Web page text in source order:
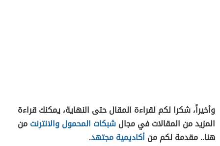
وأخيراً، شكرا لكم لقراءة المقال حتى النهاية، يمكنك قراءة
المزيد من المقالات في مجالشبكات المحمول والانترنتمن
هنا.. مقدمة لكم منأكاديمية مجتهد.